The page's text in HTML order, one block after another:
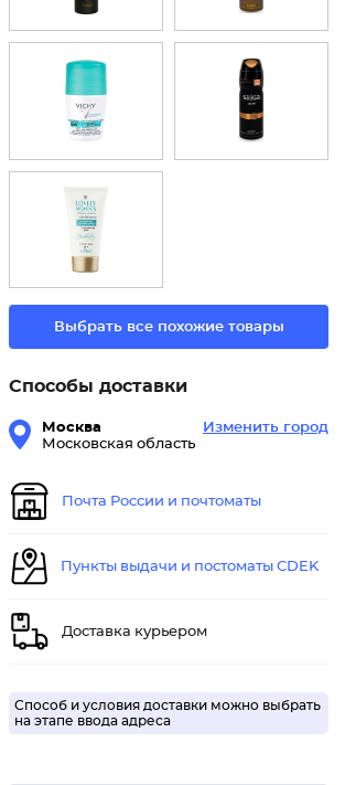
Выбрать все похожие товары
Способы доставки
Москва
Московская область
Изменить город
Почта России и почтоматы
Пункты выдачи и постоматы CDEK
Доставка курьером
Способ и условия доставки можно выбрать
на этапе ввода адреса